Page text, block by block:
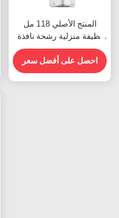
المنتج الأصلي 118 مل
نظيفة منزلية رشحة نافذة
السيارة الزجاج مضاد
الضباب
احصل على أفضل سعر